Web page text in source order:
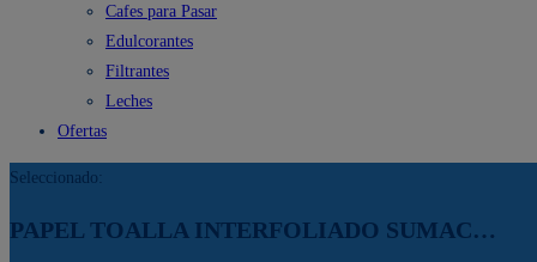
Cafes para Pasar
Edulcorantes
Filtrantes
Leches
Ofertas
Seleccionado:
PAPEL TOALLA INTERFOLIADO SUMAC…